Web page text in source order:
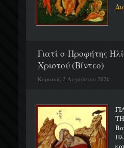
Γιατί ο Προφήτης
Χριστού (Βίντεο)
Κυριακή, 2 Αυγούστου 2026